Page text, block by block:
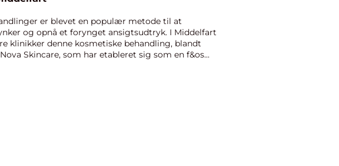
er blevet en populær metode til at
og opnå et forynget ansigtsudtryk. I Middelfart
klinikker denne kosmetiske behandling, blandt
Skincare, som har etableret sig som en f&os...